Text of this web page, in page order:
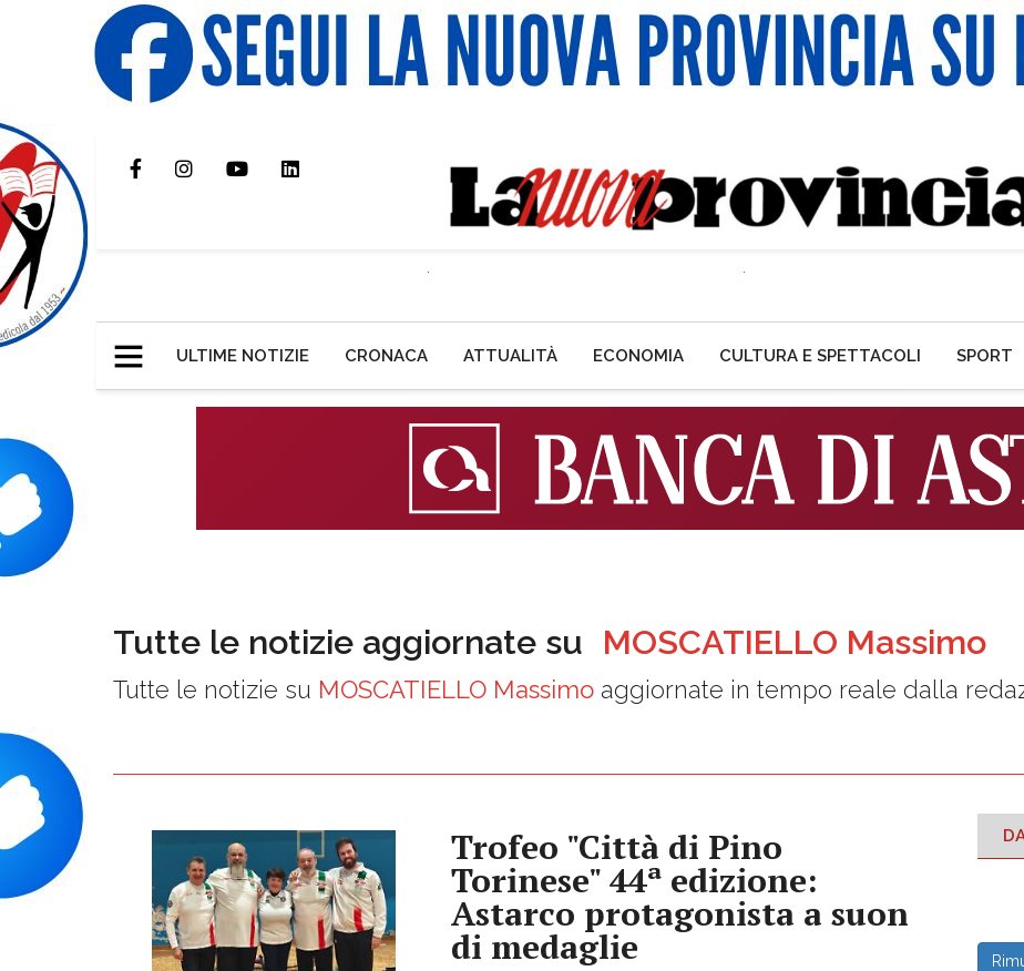
ULTIME NOTIZIE CRONACA ATTUALITÀ ECONOMIA CULTURA E SPETTACOLI SPORT
Tutte le notizie aggiornate su MOSCATIELLO Massimo
Tutte le notizie su MOSCATIELLO Massimo aggiornate in tempo reale dalla
Trofeo "Città di Pino
Torinese" 44ª edizione:
Astarco protagonista a suon
di medaglie